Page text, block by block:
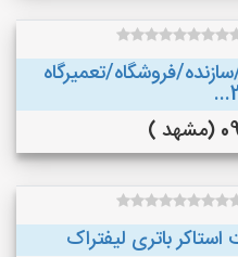
فروشگاه/تعمیرگاه
)
باتری لیفتراک